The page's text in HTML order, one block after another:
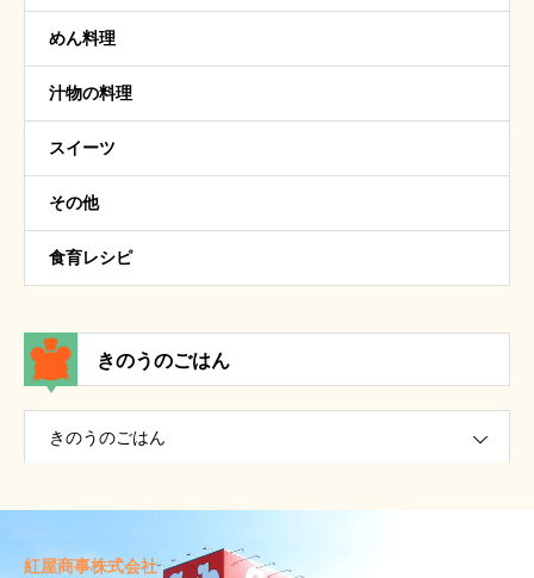
めん料理
汁物の料理
スイーツ
その他
食育レシピ
きのうのごはん
きのうのごはん
紅屋商事株式会社